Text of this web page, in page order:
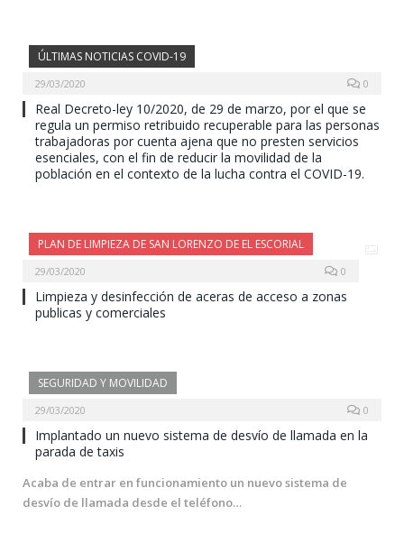
ÚLTIMAS NOTICIAS COVID-19
29/03/2020 0
Real Decreto-ley 10/2020, de 29 de marzo, por el que se
regula un permiso retribuido recuperable para las personas
trabajadoras por cuenta ajena que no presten servicios
esenciales, con el fin de reducir la movilidad de la
población en el contexto de la lucha contra el COVID-19.
PLAN DE LIMPIEZA DE SAN LORENZO DE EL ESCORIAL
29/03/2020 0
Limpieza y desinfección de aceras de acceso a zonas
publicas y comerciales
SEGURIDAD Y MOVILIDAD
29/03/2020 0
Implantado un nuevo sistema de desvío de llamada en la
parada de taxis
Acaba de entrar en funcionamiento un nuevo sistema de
desvío de llamada desde el teléfono…